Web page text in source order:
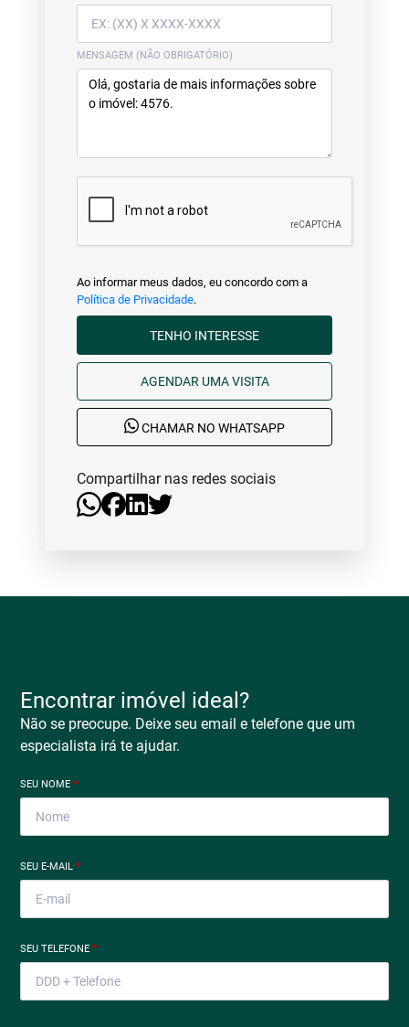
MENSAGEM (NÃO OBRIGATÓRIO)
Ao informar meus dados, eu concordo com a
Política de Privacidade.
TENHO INTERESSE
AGENDAR UMA VISITA
CHAMAR NO WHATSAPP
Compartilhar nas redes sociais
Encontrar imóvel ideal?
Não se preocupe. Deixe seu email e telefone que um
especialista irá te ajudar.
SEU NOME*
SEU E-MAIL*
SEU TELEFONE*